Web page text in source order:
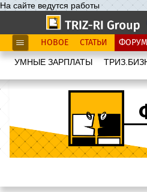
На сайте ведутся работы
НОВОЕ СТАТЬИ ФОРУМ
УМНЫЕ ЗАРПЛАТЫ